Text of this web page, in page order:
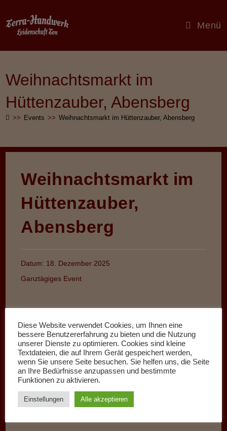
Inhalt
springen
Menü
Weihnachtsmarkt im
Hüttenzauber, Abensberg
>> Events >> Weihnachtsmarkt im Hüttenzauber, Abensberg
Weihnachtsmarkt im
Hüttenzauber,
Abensberg
Datum: 18. Dezember 2025
Ganztägiges Event
Diese Website verwendet Cookies, um Ihnen eine
bessere Benutzererfahrung zu bieten und die Nutzung
unserer Dienste zu optimieren. Cookies sind kleine
Textdateien, die auf Ihrem Gerät gespeichert werden,
wenn Sie unsere Seite besuchen. Sie helfen uns, die Seite
an Ihre Bedürfnisse anzupassen und bestimmte
Funktionen zu aktivieren.
Einstellungen Alle akzeptieren